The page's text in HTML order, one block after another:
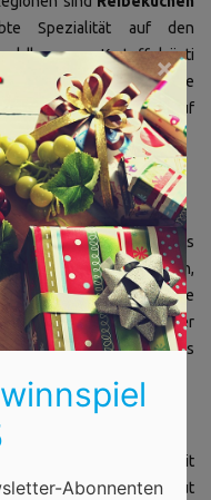
Spezialität auf den
Kartoffelrösti
serviert. Sie
und dürfen auf
Ihre Küche
Sie regionalen Genuss
Küche. Viele der Zutaten,
werden, können Sie
Läden finden. Hier
Rezepte aus
können:
Rostbratwurst mit
eignet sich Sauerkraut
Abonnenten
×